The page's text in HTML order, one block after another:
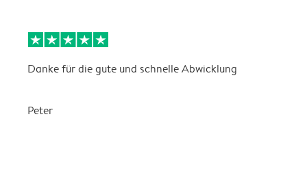
Danke für die gute und schnelle Abwicklung
Peter